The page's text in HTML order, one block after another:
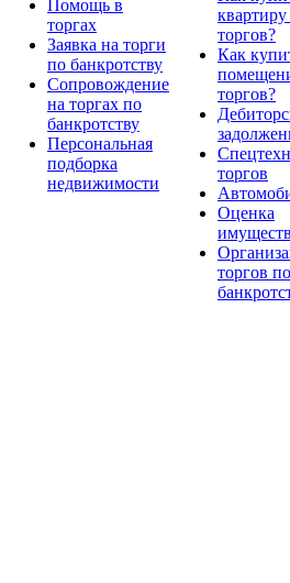
Помощь в
торгах
Заявка на торги
по банкротству
Сопровождение
на торгах по
банкротству
Персональная
подборка
недвижимости
квартиру
торгов?
Как
торгов?
торгов
Оценка
торгов по